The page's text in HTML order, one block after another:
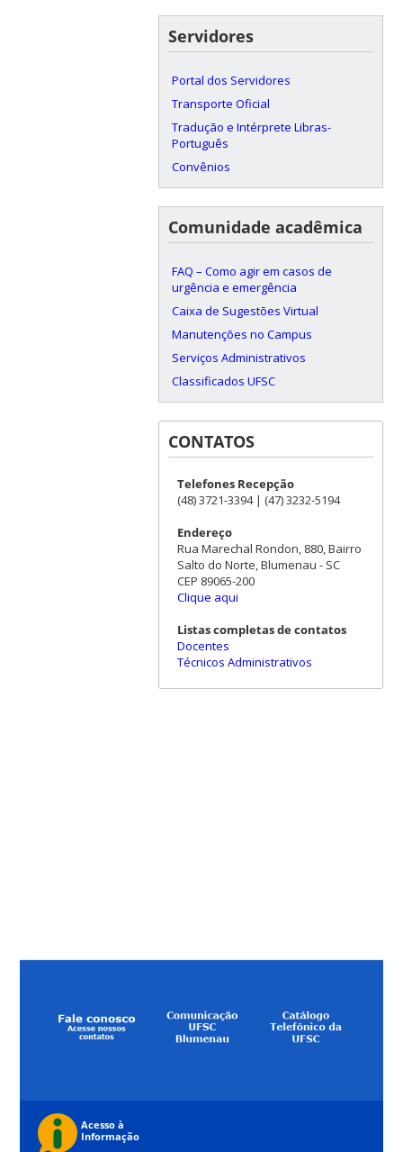
Servidores
Portal dos Servidores
Transporte Oficial
Tradução e Intérprete Libras-
Português
Convênios
Comunidade acadêmica
FAQ – Como agir em casos de
urgência e emergência
Caixa de Sugestões Virtual
Manutenções no Campus
Serviços Administrativos
Classificados UFSC
CONTATOS
Telefones Recepção
(48) 3721-3394 | (47) 3232-5194
Endereço
Rua Marechal Rondon, 880, Bairro
Salto do Norte, Blumenau - SC
CEP 89065-200
Clique aqui
Listas completas de contatos
Docentes
Técnicos Administrativos